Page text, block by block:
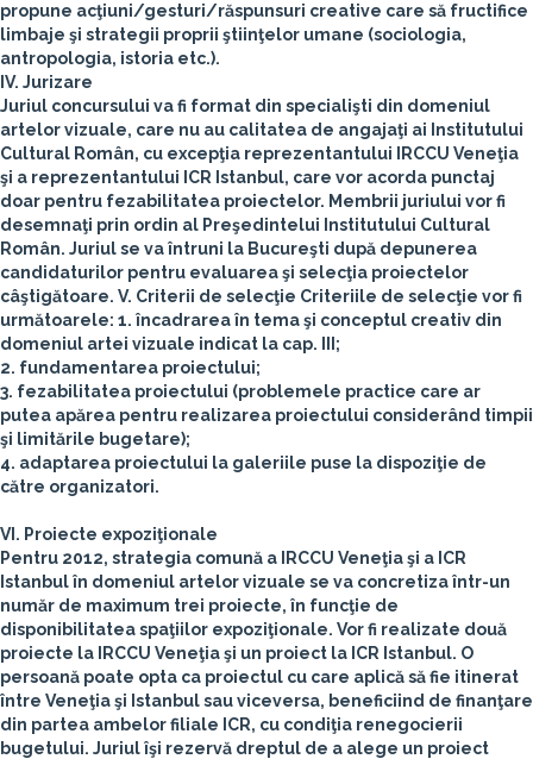
propune acţiuni/gesturi/răspunsuri creative care să fructifice
limbaje şi strategii proprii ştiinţelor umane (sociologia,
antropologia, istoria etc.).
IV. Jurizare
Juriul concursului va fi format din specialişti din domeniul
artelor vizuale, care nu au calitatea de angajaţi ai Institutului
Cultural Român, cu excepţia reprezentantului IRCCU Veneţia
şi a reprezentantului ICR Istanbul, care vor acorda punctaj
doar pentru fezabilitatea proiectelor. Membrii juriului vor fi
desemnaţi prin ordin al Preşedintelui Institutului Cultural
Român. Juriul se va întruni la Bucureşti după depunerea
candidaturilor pentru evaluarea şi selecţia proiectelor
câştigătoare. V. Criterii de selecţie Criteriile de selecţie vor fi
următoarele: 1. încadrarea în tema şi conceptul creativ din
domeniul artei vizuale indicat la cap. III;
2. fundamentarea proiectului;
3. fezabilitatea proiectului (problemele practice care ar
putea apărea pentru realizarea proiectului considerând timpii
şi limitările bugetare);
4. adaptarea proiectului la galeriile puse la dispoziţie de
către organizatori.
VI. Proiecte expoziţionale
Pentru 2012, strategia comună a IRCCU Veneţia şi a ICR
Istanbul în domeniul artelor vizuale se va concretiza într-un
număr de maximum trei proiecte, în funcţie de
disponibilitatea spaţiilor expoziţionale. Vor fi realizate două
proiecte la IRCCU Veneţia şi un proiect la ICR Istanbul. O
persoană poate opta ca proiectul cu care aplică să fie itinerat
între Veneţia şi Istanbul sau viceversa, beneficiind de finanţare
din partea ambelor filiale ICR, cu condiţia renegocierii
bugetului. Juriul îşi rezervă dreptul de a alege un proiect